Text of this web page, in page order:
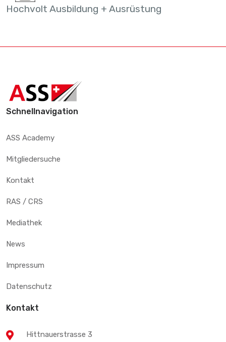
Hochvolt Ausbildung + Ausrüstung
Schnellnavigation
ASS Academy
Mitgliedersuche
Kontakt
RAS / CRS
Mediathek
News
Impressum
Datenschutz
Kontakt
Hittnauerstrasse 3